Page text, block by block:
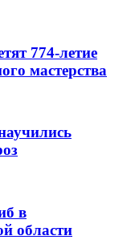
774-летие
мастерства
в
области